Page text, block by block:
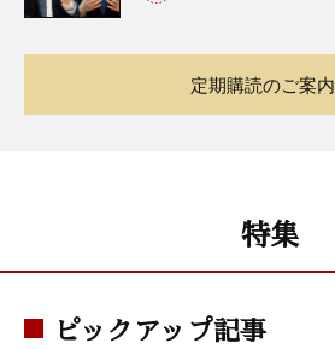
定期購読のご案内
特集
ピックアップ記事